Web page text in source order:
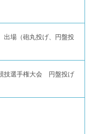
場（砲丸投げ、円盤投
技選手権大会 円盤投げ